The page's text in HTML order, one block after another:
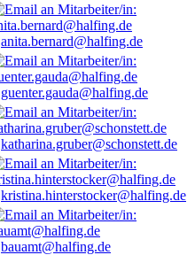
anita.bernard@halfing.de
guenter.gauda@halfing.de
katharina.gruber@schonstett.de
kristina.hinterstocker@halfing.de
bauamt@halfing.de